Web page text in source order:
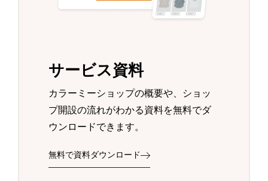
サービス資料
カラーミーショップの概要や、ショッ
プ開設の流れがわかる資料を無料でダ
ウンロードできます。
無料で資料ダウンロード